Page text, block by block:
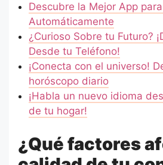
Descubre la Mejor App
Automáticamente
¿Curioso Sobre tu Futuro?
Desde tu Teléfono!
¡Conecta con el universo!
horóscopo diario
¡Habla un nuevo idioma
de tu hogar!
¿Qué factores